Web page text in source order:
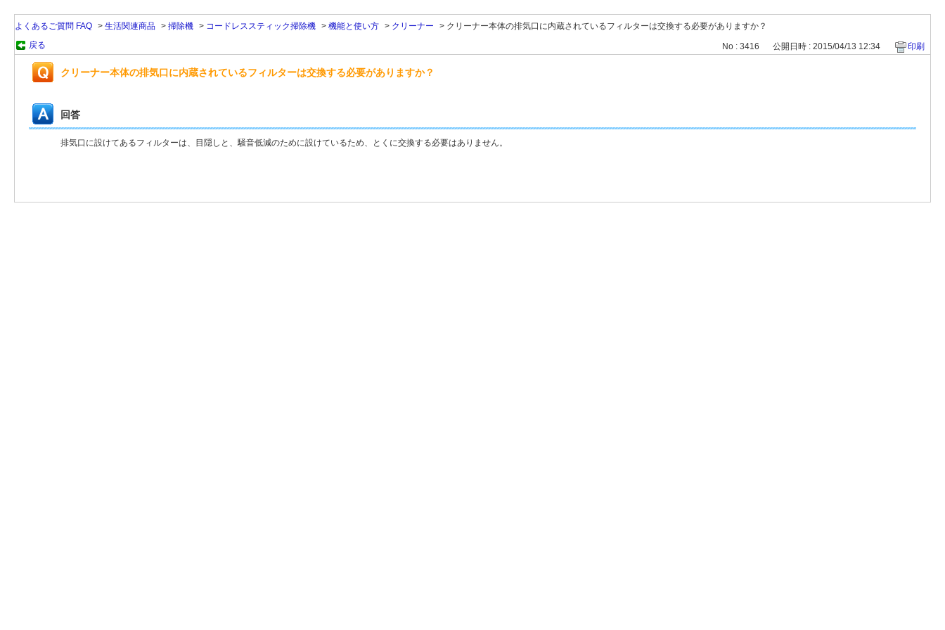
よくあるご質問 FAQ > 生活関連商品 > 掃除機 > コードレススティック掃除機 > 機能と使い方 > クリーナー > クリーナー本体の排気口に内蔵されているフィルターは交換する必要がありますか？
戻る
No : 3416 公開日時 : 2015/04/13 12:34 印刷
クリーナー本体の排気口に内蔵されているフィルターは交換する必要がありますか？
回答
排気口に設けてあるフィルターは、目隠しと、騒音低減のために設けているため、とくに交換する必要はありません。